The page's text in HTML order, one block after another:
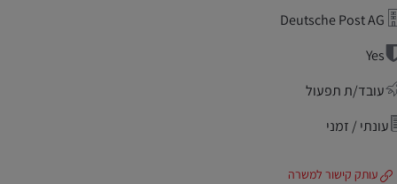
Deutsche Post AG
Yes
עובד/ת תפעול
עונתי / זמני
עותק קישור למשרה